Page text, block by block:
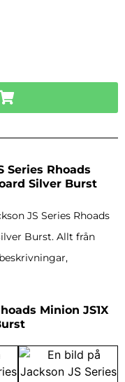
Series Rhoads
Silver Burst
JS Series Rhoads
Burst. Allt från
Minion JS1X